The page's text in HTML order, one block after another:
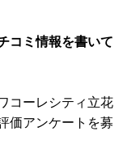
５０００万円以下
比べてみた方がい
コーレの勝ちです
コミ情報を書いて
コーレシティ立花
価アンケートを募